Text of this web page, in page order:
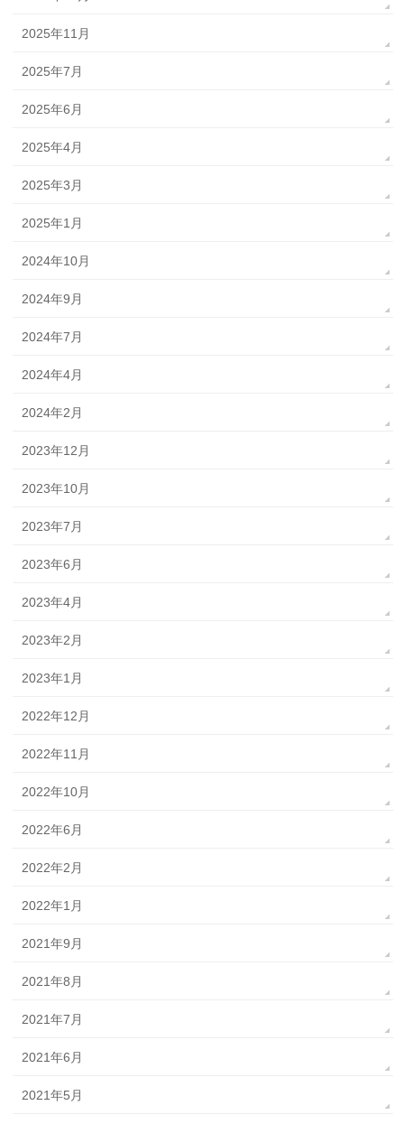
2025年11月
2025年7月
2025年6月
2025年4月
2025年3月
2025年1月
2024年10月
2024年9月
2024年7月
2024年4月
2024年2月
2023年12月
2023年10月
2023年7月
2023年6月
2023年4月
2023年2月
2023年1月
2022年12月
2022年11月
2022年10月
2022年6月
2022年2月
2022年1月
2021年9月
2021年8月
2021年7月
2021年6月
2021年5月